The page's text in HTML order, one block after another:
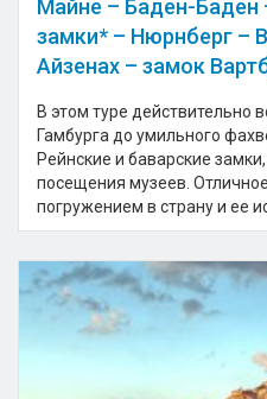
Майне – Баден-Баден
замки* – Нюрнберг –
Айзенах – замок
В этом туре действительно
Гамбурга до умильного
Рейнские и баварские
посещения музеев.
погружением в страну и ее